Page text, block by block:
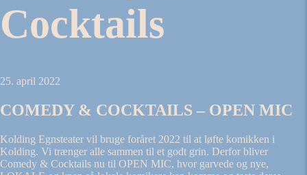
Cocktails
25. april 2022
COMEDY & COCKTAILS – OPEN MIC
Kolding Egnsteater vil bruge foråret 2022 til at løfte komikken i
Kolding. Vi trænger alle sammen til et godt grin. Derfor bliver
Comedy & Cocktails nu til OPEN MIC, hvor garvede og nye,